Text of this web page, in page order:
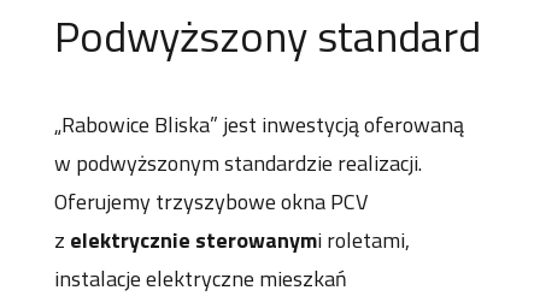
Podwyższony standard
„Rabowice Bliska” jest inwestycją oferowaną
w podwyższonym standardzie realizacji.
Oferujemy trzyszybowe okna PCV
z elektrycznie sterowanymi roletami,
instalacje elektryczne mieszkań